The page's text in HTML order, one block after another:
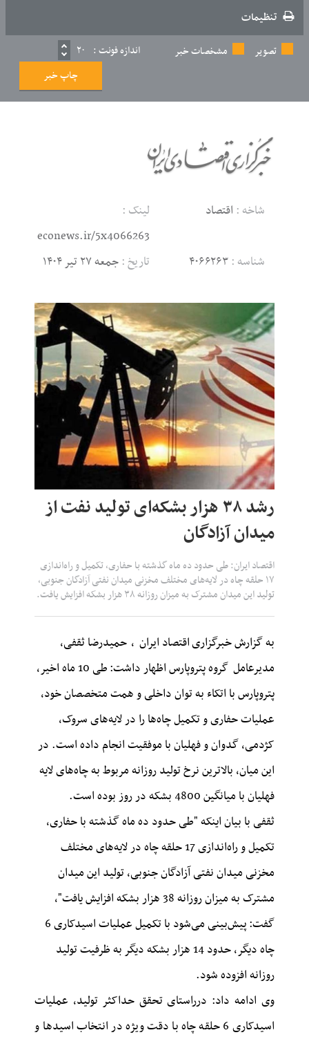
تنظیمات
تصویر
مشخصات خبر اندازه فونت : ۲۰
چاپ خبر
شاخه : اقتصاد
لینک :
econews.ir/5x4066263
شناسه : ۴۰۶۶۲۶۳ تاریخ : جمعه ۲۷ تیر ۱۴۰۴
رشد ۳۸ هزار بشکه‌ای تولید نفت از
میدان آزادگان
اقتصاد ایران: طی حدود ده ماه گذشته با حفاری، تکمیل و راه‌اندازی
۱۷ حلقه چاه در لایه‌های مختلف مخزنی میدان نفتی آزادگان جنوبی،
تولید این میدان مشترک به میزان روزانه ۳۸ هزار بشکه افزایش یافت.
به گزارش خبرگزاریاقتصاد ایران ، حمیدرضا ثقفی،
مدیرعامل گروه پتروپارس اظهار داشت: طی 10 ماه اخیر،
پتروپارس با اتکاء به توان داخلی و همت متخصصان خود،
عملیات حفاری و تکمیل چاه‌ها را در لایه‌های سروک،
کژدمی، گدوان و فهلیان با موفقیت انجام داده است. در
این میان، بالاترین نرخ تولید روزانه مربوط به چاه‌های لایه
فهلیان با میانگین 4800 بشکه در روز بوده است.
ثقفی با بیان اینکه "طی حدود ده ماه گذشته با حفاری،
تکمیل و راه‌اندازی 17 حلقه چاه در لایه‌های مختلف
مخزنی میدان نفتی آزادگان جنوبی، تولید این میدان
مشترک به میزان روزانه 38 هزار بشکه افزایش یافت"،
گفت: پیش‌بینی می‌شود با تکمیل عملیات اسیدکاری 6
چاه دیگر، حدود 14 هزار بشکه دیگر به ظرفیت تولید
روزانه افزوده شود.
وی ادامه داد: درراستای تحقق حداکثر تولید، عملیات
اسیدکاری 6 حلقه چاه با دقت ویژه در انتخاب اسیدها و